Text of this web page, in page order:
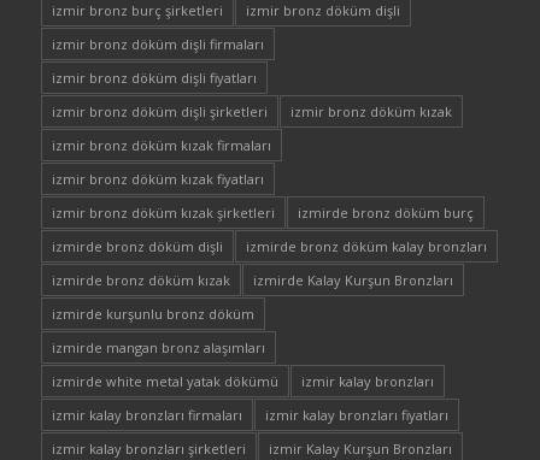
izmir bronz burç şirketleri
izmir bronz döküm dişli
izmir bronz döküm dişli firmaları
izmir bronz döküm dişli fiyatları
izmir bronz döküm dişli şirketleri
izmir bronz döküm kızak
izmir bronz döküm kızak firmaları
izmir bronz döküm kızak fiyatları
izmir bronz döküm kızak şirketleri
izmirde bronz döküm burç
izmirde bronz döküm dişli
izmirde bronz döküm kalay bronzları
izmirde bronz döküm kızak
izmirde Kalay Kurşun Bronzları
izmirde kurşunlu bronz döküm
izmirde mangan bronz alaşımları
izmirde white metal yatak dökümü
izmir kalay bronzları
izmir kalay bronzları firmaları
izmir kalay bronzları fiyatları
izmir kalay bronzları şirketleri
izmir Kalay Kurşun Bronzları